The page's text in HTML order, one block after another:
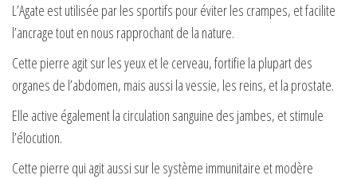
L’Agate est utilisée par les sportifs pour éviter les crampes, et facilite
l’ancrage tout en nous rapprochant de la nature.
Cette pierre agit sur les yeux et le cerveau, fortifie la plupart des
organes de l’abdomen, mais aussi la vessie, les reins, et la prostate.
Elle active également la circulation sanguine des jambes, et stimule
l’élocution.
Cette pierre qui agit aussi sur le système immunitaire et modère